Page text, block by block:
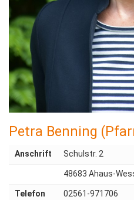
Petra Benning
Anschrift Schulstr. 2
48683 Ahaus-
Telefon 02561-971706